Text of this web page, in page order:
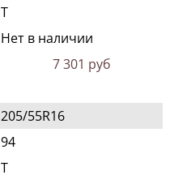
T
Нет в наличии
7 301 руб
205/55R16
94
T